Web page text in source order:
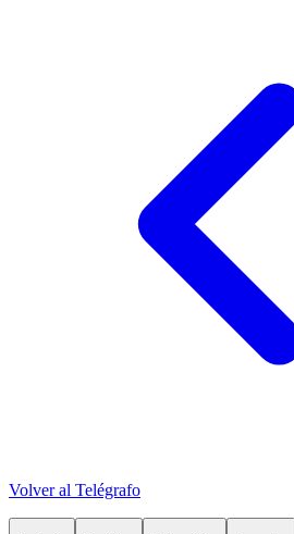
Volver al Telégrafo